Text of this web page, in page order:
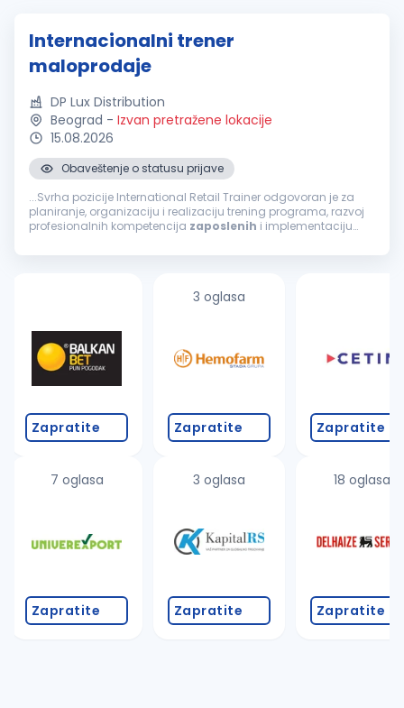
Internacionalni trener
maloprodaje
DP Lux Distribution
Beograd - Izvan pretražene lokacije
15.08.2026
Obaveštenje o statusu prijave
...Svrha pozicije International Retail Trainer odgovoran je za
planiranje, organizaciju i realizaciju trening programa, razvoj
profesionalnih kompetencija zaposlenih i implementaciju
Zapratite
7 oglasa
Zapratite
3 oglasa
Zapratite
3 oglasa
Zapratite
Zapratite
18 oglasa
Zapratite